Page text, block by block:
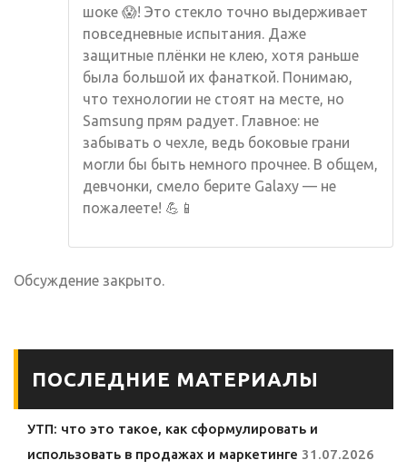
шоке 😱! Это стекло точно выдерживает
повседневные испытания. Даже
защитные плёнки не клею, хотя раньше
была большой их фанаткой. Понимаю,
что технологии не стоят на месте, но
Samsung прям радует. Главное: не
забывать о чехле, ведь боковые грани
могли бы быть немного прочнее. В общем,
девчонки, смело берите Galaxy — не
пожалеете! 💪📱
Обсуждение закрыто.
ПОСЛЕДНИЕ МАТЕРИАЛЫ
УТП: что это такое, как сформулировать и
использовать в продажах и маркетинге 31.07.2026